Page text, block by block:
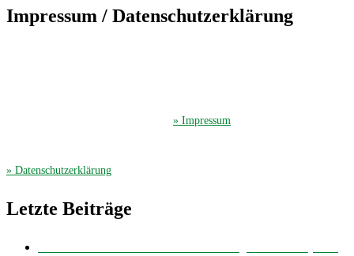
Impressum / Datenschutzerklärung
» Impressum
» Datenschutzerklärung
Letzte Beiträge